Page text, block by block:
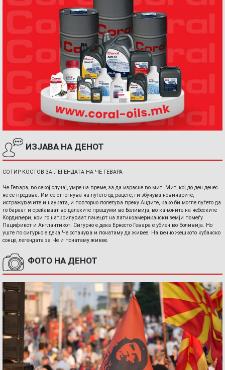
ИЗЈАВА НА ДЕНОТ
СОТИР КОСТОВ ЗА ЛЕГЕНДАТА НА ЧЕ ГЕВАРА
Че Гевара, во секој случај, умре на време, за да израсне во мит. Мит, кој до ден денес
не се предава. Им се оттргнува на луѓето од рацете, ги збунува новинарите,
истражувачите и науката, и повторно полетува преку Андите, како би могле луѓето да
го бараат и среќаваат во далеките прашуми во Боливија, во кањоните на небеските
Кордиљери, кои го наткрилуваат ланецот на латиноамерикански земји помеѓу
Пацификот и Антлантикот. Сигурно е дека Ернесто Гевара е убиен во Боливија. Но
уште по сигурно е дека Че останува и понатаму да живее. На вечно жешкото кубанско
сонце, легендата за Че и понатаму живее.
ФОТО НА ДЕНОТ